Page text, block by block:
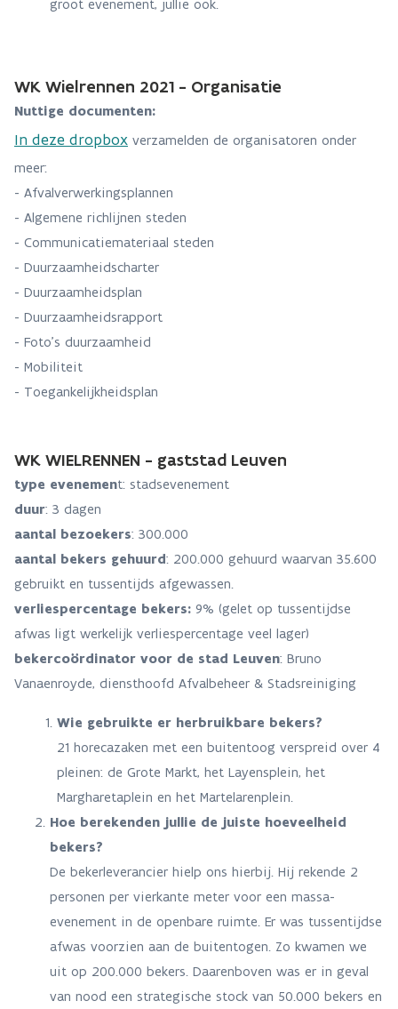
groot evenement, jullie ook.
WK Wielrennen 2021 - Organisatie
Nuttige documenten:
In deze dropbox verzamelden de organisatoren onder
meer:
- Afvalverwerkingsplannen
- Algemene richlijnen steden
- Communicatiemateriaal steden
- Duurzaamheidscharter
- Duurzaamheidsplan
- Duurzaamheidsrapport
- Foto's duurzaamheid
- Mobiliteit
- Toegankelijkheidsplan
WK WIELRENNEN - gaststad Leuven
type evenement: stadsevenement
duur: 3 dagen
aantal bezoekers: 300.000
aantal bekers gehuurd: 200.000 gehuurd waarvan 35.600
gebruikt en tussentijds afgewassen.
verliespercentage bekers: 9% (gelet op tussentijdse
afwas ligt werkelijk verliespercentage veel lager)
bekercoördinator voor de stad Leuven: Bruno
Vanaenroyde, diensthoofd Afvalbeheer & Stadsreiniging
Wie gebruikte er herbruikbare bekers?
21 horecazaken met een buitentoog verspreid over 4
pleinen: de Grote Markt, het Layensplein, het
Margharetaplein en het Martelarenplein.
Hoe berekenden jullie de juiste hoeveelheid
bekers?
De bekerleverancier hielp ons hierbij. Hij rekende 2
personen per vierkante meter voor een massa-
evenement in de openbare ruimte. Er was tussentijdse
afwas voorzien aan de buitentogen. Zo kwamen we
uit op 200.000 bekers. Daarenboven was er in geval
van nood een strategische stock van 50.000 bekers en